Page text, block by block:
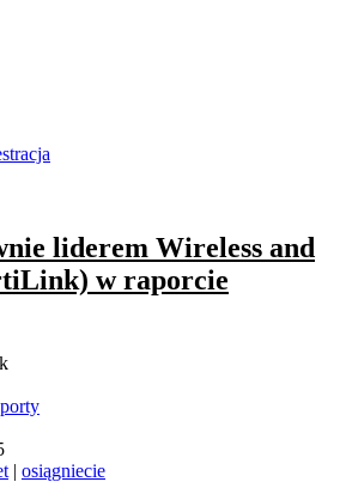
liderem Wireless and
w raporcie
| osiągniecie